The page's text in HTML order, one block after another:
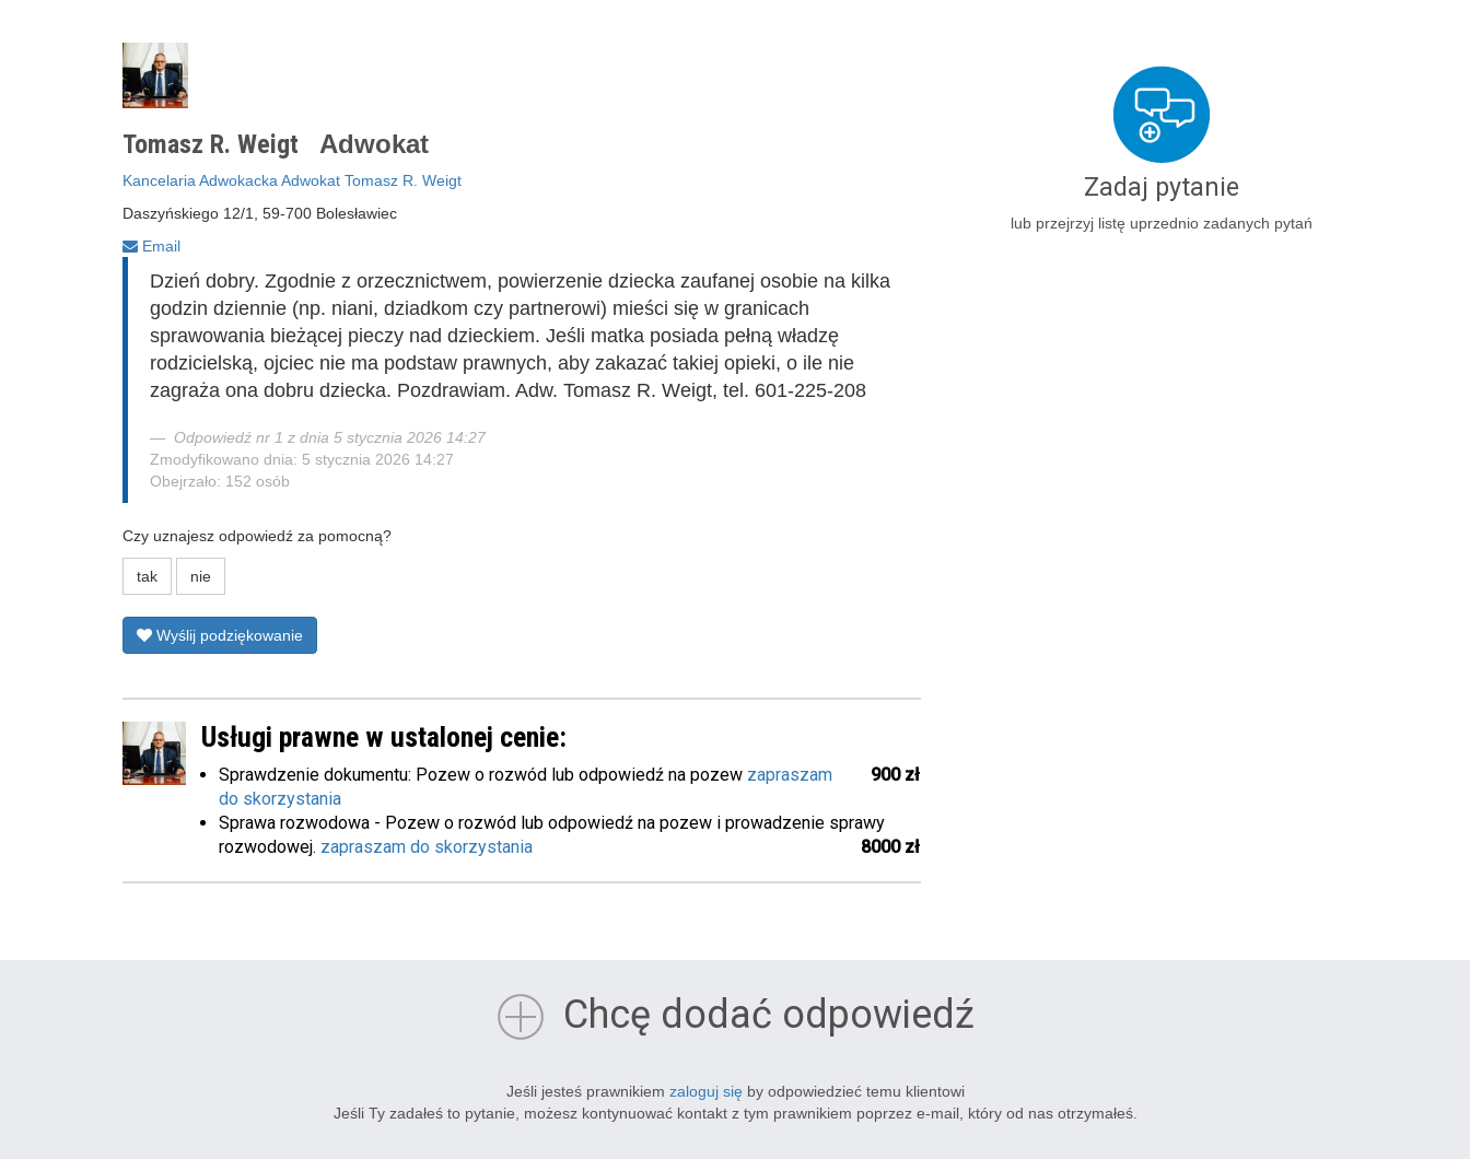
Tomasz R. Weigt Adwokat
Kancelaria Adwokacka Adwokat Tomasz R. Weigt
Daszyńskiego 12/1, 59-700 Bolesławiec
Email
Dzień dobry. Zgodnie z orzecznictwem, powierzenie dziecka zaufanej osobie na kilka
godzin dziennie (np. niani, dziadkom czy partnerowi) mieści się w granicach
sprawowania bieżącej pieczy nad dzieckiem. Jeśli matka posiada pełną władzę
rodzicielską, ojciec nie ma podstaw prawnych, aby zakazać takiej opieki, o ile nie
zagraża ona dobru dziecka. Pozdrawiam. Adw. Tomasz R. Weigt, tel. 601-225-208
Odpowiedź nr 1 z dnia 5 stycznia 2026 14:27
Zmodyfikowano dnia: 5 stycznia 2026 14:27
Obejrzało: 152 osób
Czy uznajesz odpowiedź za pomocną?
tak nie
Wyślij podziękowanie
Usługi prawne w ustalonej cenie:
Sprawdzenie dokumentu: Pozew o rozwód lub odpowiedź na pozew 900 zł
zapraszam
do skorzystania
Sprawa rozwodowa - Pozew o rozwód lub odpowiedź na pozew i prowadzenie sprawy
rozwodowej.
8000 zł
zapraszam do skorzystania
Zadaj pytanie
lub przejrzyj listę uprzednio zadanych pytań
Chcę dodać odpowiedź
Jeśli jesteś prawnikiem zaloguj się by odpowiedzieć temu klientowi
Jeśli Ty zadałeś to pytanie, możesz kontynuować kontakt z tym prawnikiem poprzez e-mail, który od nas otrzymałeś.